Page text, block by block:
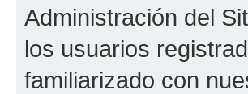
Administración del
los usuarios
familiarizado con